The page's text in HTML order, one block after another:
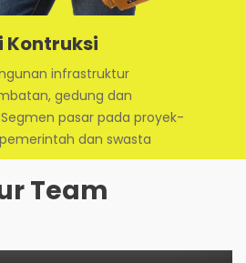
Kontruksi
infrastruktur
gedung dan
pasar pada proyek-
dan swasta
Team